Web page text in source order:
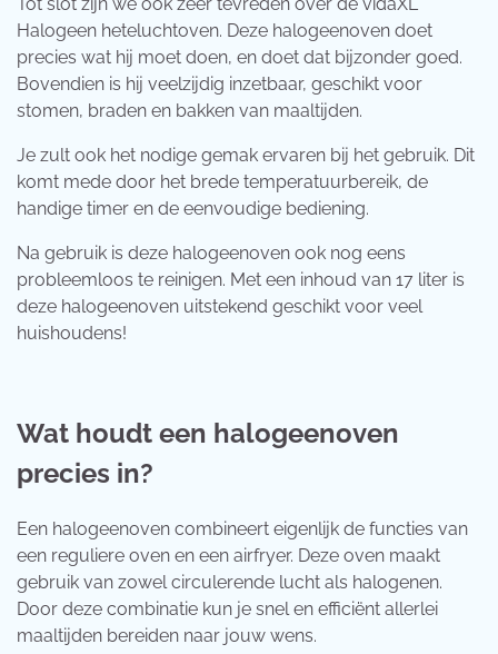
Tot slot zijn we ook zeer tevreden over de vidaXL
Halogeen heteluchtoven. Deze halogeenoven doet
precies wat hij moet doen, en doet dat bijzonder goed.
Bovendien is hij veelzijdig inzetbaar, geschikt voor
stomen, braden en bakken van maaltijden.
Je zult ook het nodige gemak ervaren bij het gebruik. Dit
komt mede door het brede temperatuurbereik, de
handige timer en de eenvoudige bediening.
Na gebruik is deze halogeenoven ook nog eens
probleemloos te reinigen. Met een inhoud van 17 liter is
deze halogeenoven uitstekend geschikt voor veel
huishoudens!
Wat houdt een halogeenoven
precies in?
Een halogeenoven combineert eigenlijk de functies van
een reguliere oven en een airfryer. Deze oven maakt
gebruik van zowel circulerende lucht als halogenen.
Door deze combinatie kun je snel en efficiënt allerlei
maaltijden bereiden naar jouw wens.